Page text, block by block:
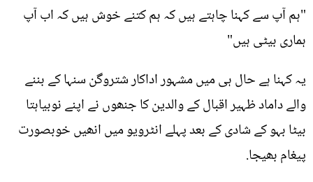
"ہم آپ سے کہنا چاہتے ہیں کہ ہم کتنے خوش ہیں کہ اب آپ
ہماری بیٹی ہیں"
یہ کہنا ہے حال ہی میں مشہور اداکار شتروگن سنہا کے بننے
والے داماد ظہیر اقبال کے والدین کا جنھوں نے اپنے نوبیاہتا
بیٹا بہو کے شادی کے بعد پہلے انٹرویو میں انھیں خوبصورت
پیغام بھیجا.